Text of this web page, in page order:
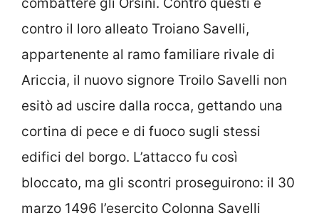
combattere gli Orsini. Contro questi e
contro il loro alleato Troiano Savelli,
appartenente al ramo familiare rivale di
Ariccia, il nuovo signore Troilo Savelli non
esitò ad uscire dalla rocca, gettando una
cortina di pece e di fuoco sugli stessi
edifici del borgo. L’attacco fu così
bloccato, ma gli scontri proseguirono: il 30
marzo 1496 l’esercito Colonna Savelli